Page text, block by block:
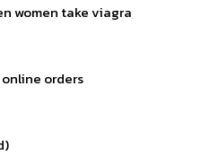
women take viagra
orders